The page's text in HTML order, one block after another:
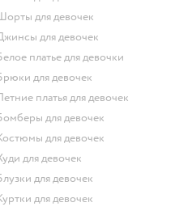
Шорты для девочек
Джинсы для девочек
Белое платье для девочки
Брюки для девочек
Летние платья для девочек
Бомберы для девочек
Костюмы для девочек
Худи для девочек
Блузки для девочек
Куртки для девочек